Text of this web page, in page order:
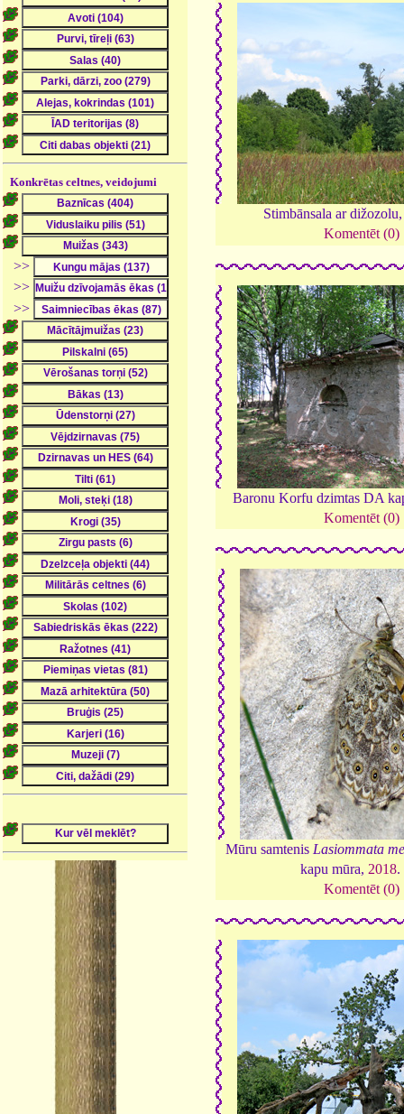
Konkrētas celtnes, veidojumi
>>
>>
>>
Stimbānsala ar
Komentēt (0)
Baronu Korfu dzimtas DA
Komentēt (0)
Mūru samtenis Lasiommata
kapu mūra, 2018.
Komentēt (0)